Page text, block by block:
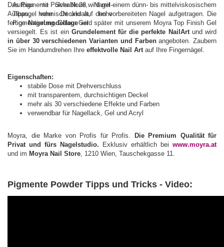
Das Pigmente Pulver Nr.28 wird mit einem dünn- bis mittelviskosischem
Aufbaugel vermischt und auf den vorbereiteten Nagel aufgetragen. Die
fertigeNagelmodellagewird später mit unserem Moyra Top Finish Gel
versiegelt. Es ist ein Grundelement für die perfekte NailArtund wird
in über 30 verschiedenen Varianten und Farbenangeboten. Zaubern
Sie im Handumdrehen Ihre effektvolle Nail Art auf Ihre Fingernägel.
Eigenschaften:
stabile Dose mit Drehverschluss
mit transparentem, durchsichtigen Deckel
mehr als 30 verschiedene Effekte und Farben
verwendbar für Nagellack, Gel und Acryl
Moyra, die Marke von Profis für Profis. Die Premium Qualität für
Privat und fürs Nagelstudio. Exklusiv erhältlich bei www.moyra.at
und im Moyra Nail Store , 1210 Wien, Tauschekgasse 11.
Pigmente Powder Tipps und Tricks - Video: